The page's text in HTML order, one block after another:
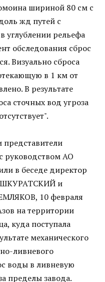
шириной 80 см с
жд путей с
углублении рельефа
обследования сброс
Визуально сброса
в 1 км от
В результате
сточных вод угроза
руководством АО
в беседе директор
ШКУРАТСКИЙ и
10 февраля
на территории
куда поступала
механического
ливневого
воды в ливневую
пределы завода.